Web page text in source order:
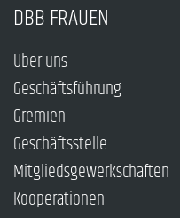
DBB FRAUEN
Über uns
Geschäftsführung
Gremien
Geschäftsstelle
Mitgliedsgewerkschaften
Kooperationen